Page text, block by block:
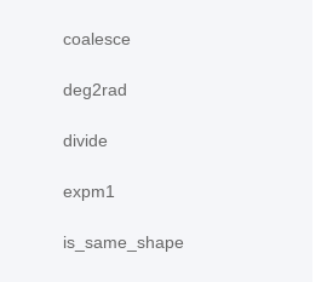
coalesce
deg2rad
divide
expm1
is_same_shape